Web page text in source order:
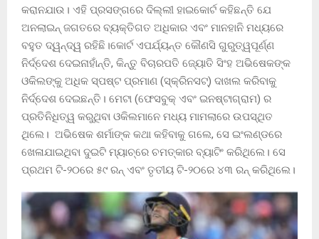
କରାନଯାଉ। ଏହି ପ୍ରସଙ୍ଗରେ ଦିଲ୍ଲୀ ହାଇକୋର୍ଟ କହିଛନ୍ତି ଯେ
ଅନଲାଇନ୍ ଜଗତରେ ବ୍ୟକ୍ତିଗତ ଅଧିକାର ଏବଂ ମାନହାନି ମଧ୍ୟରେ
ବହୁତ ଦ୍ୱନ୍ଦ୍ୱ ରହିଛି।କୋର୍ଟ ଏପର୍ଯ୍ୟନ୍ତ କୌଣସି ଗୁରୁତ୍ୱପୂର୍ଣ୍ଣ
ନିର୍ଦ୍ଦେଶ ଦେଇନାହାଁନ୍ତି, କିନ୍ତୁ ବିଚାରପତି ଜ୍ୟୋତି ସିଂହ ଅଭିଷେକଙ୍କ
ଓକିଲଙ୍କୁ ଅଧିକ ସ୍ପଷ୍ଟ ପ୍ରମାଣ (ସ୍କ୍ରିନସଟ୍) ଦାଖଲ କରିବାକୁ
ନିର୍ଦ୍ଦେଶ ଦେଇଛନ୍ତି। ମେଟା (ଫେସବୁକ୍ ଏବଂ ଇନଷ୍ଟାଗ୍ରାମ) ର
ପ୍ରତିନିଧିତ୍ୱ କରୁଥିବା ଓକିଲମାନେ ମଧ୍ୟ ମାମଲାରେ ଉପସ୍ଥିତ
ଥିଲେ। ଅଭିଷେକ ଶର୍ମାଙ୍କ କଥା କହିବାକୁ ଗଲେ, ସେ ଇଂଲଣ୍ଡରେ
ଖେଳାଯାଇଥିବା ଦୁଇଟି ମ୍ୟାଚ୍‌ରେ ଚମତ୍କାର ବ୍ୟାଟିଂ କରିଥିଲେ। ସେ
ପ୍ରଥମ ଟି-୨୦ରେ ୫୯ ରନ୍ ଏବଂ ତୃତୀୟ ଟି-୨୦ରେ ୪୩ ରନ୍ କରିଥିଲେ।